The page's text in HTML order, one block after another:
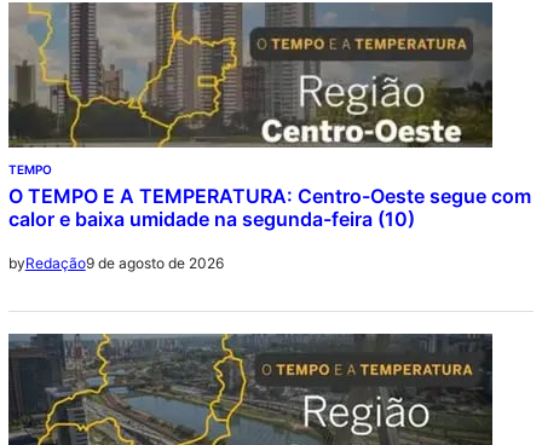
TEMPO
O TEMPO E A TEMPERATURA: Centro-Oeste segue com
calor e baixa umidade na segunda-feira (10)
byRedação9 de agosto de 2026